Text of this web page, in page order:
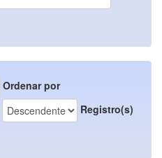
Ordenar por
Registro(s)